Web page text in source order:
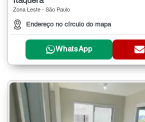
Zona Leste - São Paulo
Endereço no círculo do mapa
WhatsApp